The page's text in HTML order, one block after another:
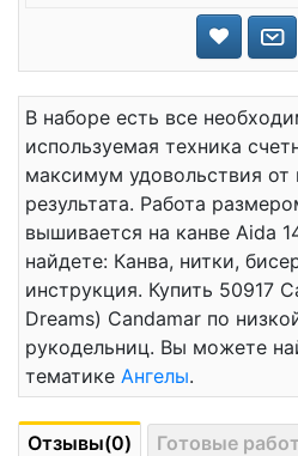
В наборе есть все
используемая техника
максимум удовольствия от
результата. Работа
вышивается на канве Aida
найдете: Канва, нитки,
инструкция. Купить 50917
Dreams) Candamar по
рукодельниц. Вы можете
тематике Ангелы.
Отзывы(0) Готовые